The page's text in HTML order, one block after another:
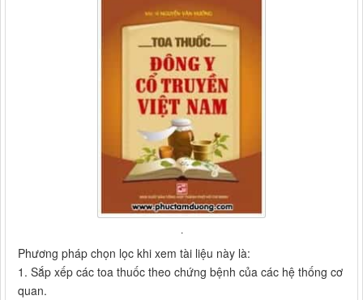
.
Phương pháp chọn lọc khi xem tài liệu này là:
1. Sắp xếp các toa thuốc theo chứng bệnh của các hệ thống cơ
quan.